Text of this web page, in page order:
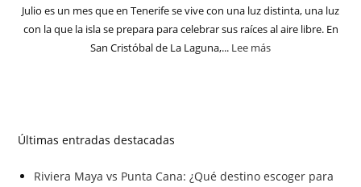
Julio es un mes que en Tenerife se vive con una luz distinta, una luz
con la que la isla se prepara para celebrar sus raíces al aire libre. En
San Cristóbal de La Laguna,... Lee más
Últimas entradas destacadas
Riviera Maya vs Punta Cana: ¿Qué destino escoger para